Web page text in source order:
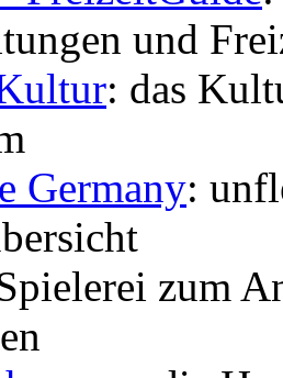
und
: das
Germany:
zum